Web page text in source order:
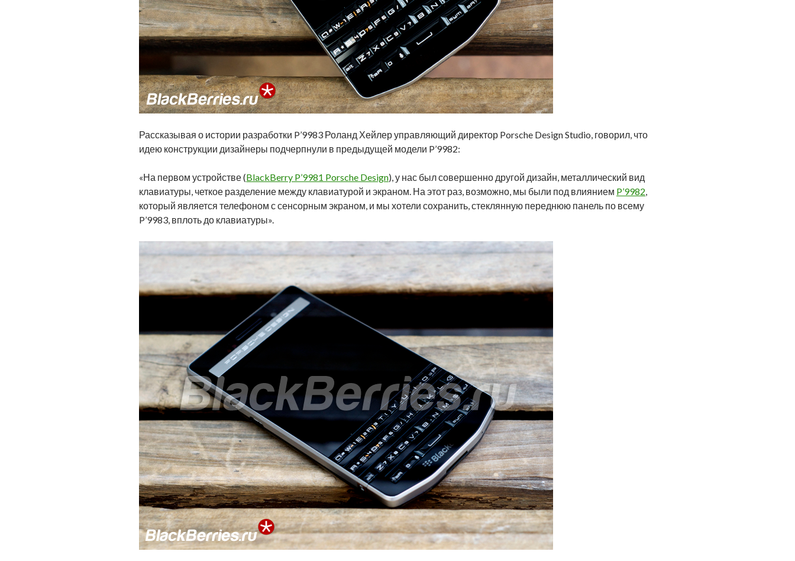
Рассказывая о истории разработки P’9983 Роланд Хейлер управляющий директор Porsche Design Studio, говорил, что
идею конструкции дизайнеры подчерпнули в предыдущей модели P’9982:
«На первом устройстве (BlackBerry P’9981 Porsche Design), у нас был совершенно другой дизайн, металлический вид
клавиатуры, четкое разделение между клавиатурой и экраном. На этот раз, возможно, мы были под влиянием P’9982,
который является телефоном с сенсорным экраном, и мы хотели сохранить, стеклянную переднюю панель по всему
P’9983, вплоть до клавиатуры».